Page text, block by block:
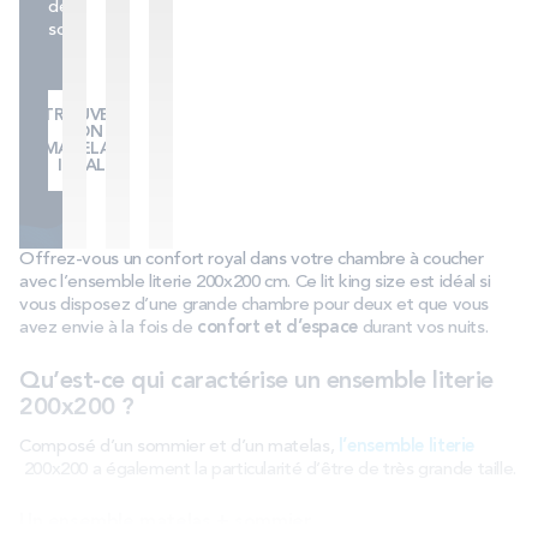
de
sommeil.
TROUVER
MON
MATELAS
IDÉAL
Offrez-vous un confort royal dans votre chambre à coucher
avec l’ensemble literie 200x200 cm. Ce lit king size est idéal si
vous disposez d’une grande chambre pour deux et que vous
avez envie à la fois de confort et d’espacedurant vos nuits.
Qu’est-ce qui caractérise un ensemble literie
200x200 ?
Composé d’un sommier et d’un matelas, l’ensemble literie